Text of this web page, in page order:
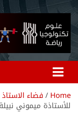
ESSTS
Home فضاء الاستاذ
للأستاذة ميموني